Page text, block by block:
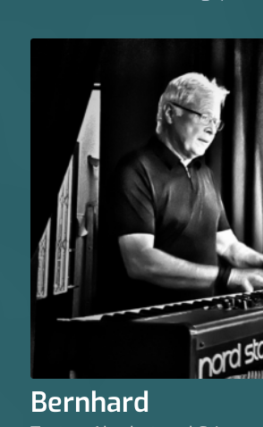
Bernhard